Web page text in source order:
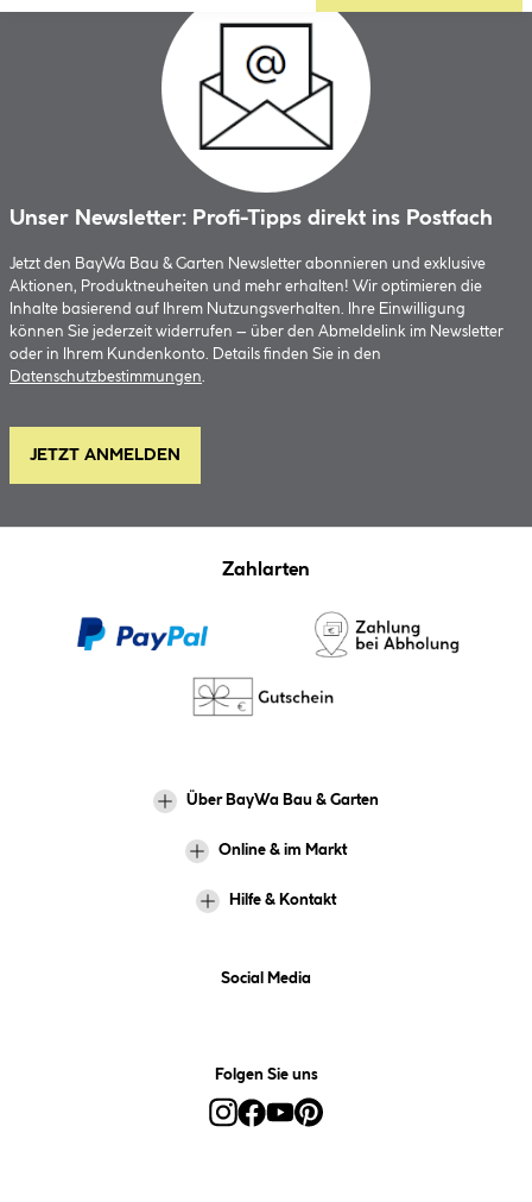
Unser Newsletter: Profi-Tipps direkt ins Postfach
Jetzt den BayWa Bau & Garten Newsletter abonnieren und exklusive
Aktionen, Produktneuheiten und mehr erhalten! Wir optimieren die
Inhalte basierend auf Ihrem Nutzungsverhalten. Ihre Einwilligung
können Sie jederzeit widerrufen – über den Abmeldelink im Newsletter
oder in Ihrem Kundenkonto. Details finden Sie in den
Datenschutzbestimmungen.
JETZT ANMELDEN
Zahlarten
Über BayWa Bau & Garten
Online & im Markt
Hilfe & Kontakt
Social Media
Folgen Sie uns